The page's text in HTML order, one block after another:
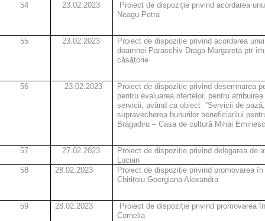
54 23.02.2023
Proiect de dispoziție privind acordarea
Neagu Petra
55 23.02.2023
Proiect de dispoziție privind acordarea
doamnei Paraschiv Draga Margareta ptr
căsătorie
56 23.02.2023
Proiect de dispoziție privind desemnarea
pentru evaluarea ofertelor, pentru
servicii, având ca obiect ”Servicii de
supravecherea bunurilor beneficiarilui
Bragadiru – Casa de cultură Mihai
57 27.02.2023
Proiect de dispoziție privind delegarea de
Lucian
58
28.02.2023
Proiect de dispoziție privind promovarea
Chirițoiu Goergiana Alexandra
59 28.02.2023
Proiect de dispoziție privind promovarea
Cornelia